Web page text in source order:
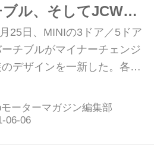
ル、そしてJCWの
も変更
25日、MINIの3ドア／5ドア
ーチブルがマイナーチェンジ
デザインを一新した。各モ
テールを写真で紹介しよ
ーターマガジン編集部